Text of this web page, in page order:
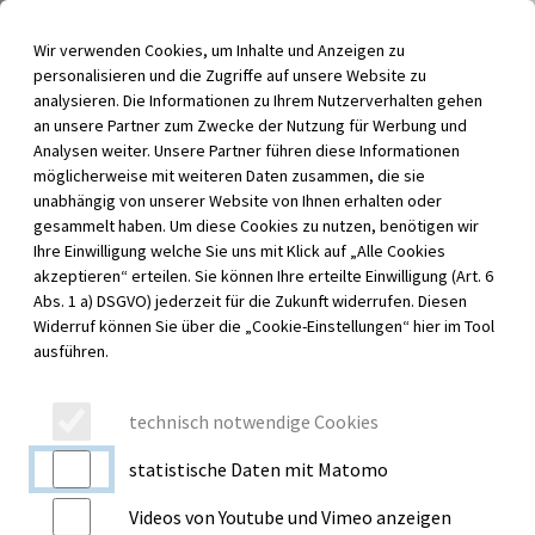
Inhalt der Seite anspringen
Menü für barrierefreie Funktionen aufrufen
Wir verwenden Cookies, um Inhalte und Anzeigen zu
personalisieren und die Zugriffe auf unsere Website zu
analysieren. Die Informationen zu Ihrem Nutzerverhalten gehen
an unsere Partner zum Zwecke der Nutzung für Werbung und
Analysen weiter. Unsere Partner führen diese Informationen
möglicherweise mit weiteren Daten zusammen, die sie
unabhängig von unserer Website von Ihnen erhalten oder
gesammelt haben. Um diese Cookies zu nutzen, benötigen wir
Ihre Einwilligung welche Sie uns mit Klick auf „Alle Cookies
akzeptieren“ erteilen. Sie können Ihre erteilte Einwilligung (Art. 6
Abs. 1 a) DSGVO) jederzeit für die Zukunft widerrufen. Diesen
Widerruf können Sie über die „Cookie-Einstellungen“ hier im Tool
ausführen.
technisch notwendige Cookies
statistische Daten mit Matomo
Videos von Youtube und Vimeo anzeigen